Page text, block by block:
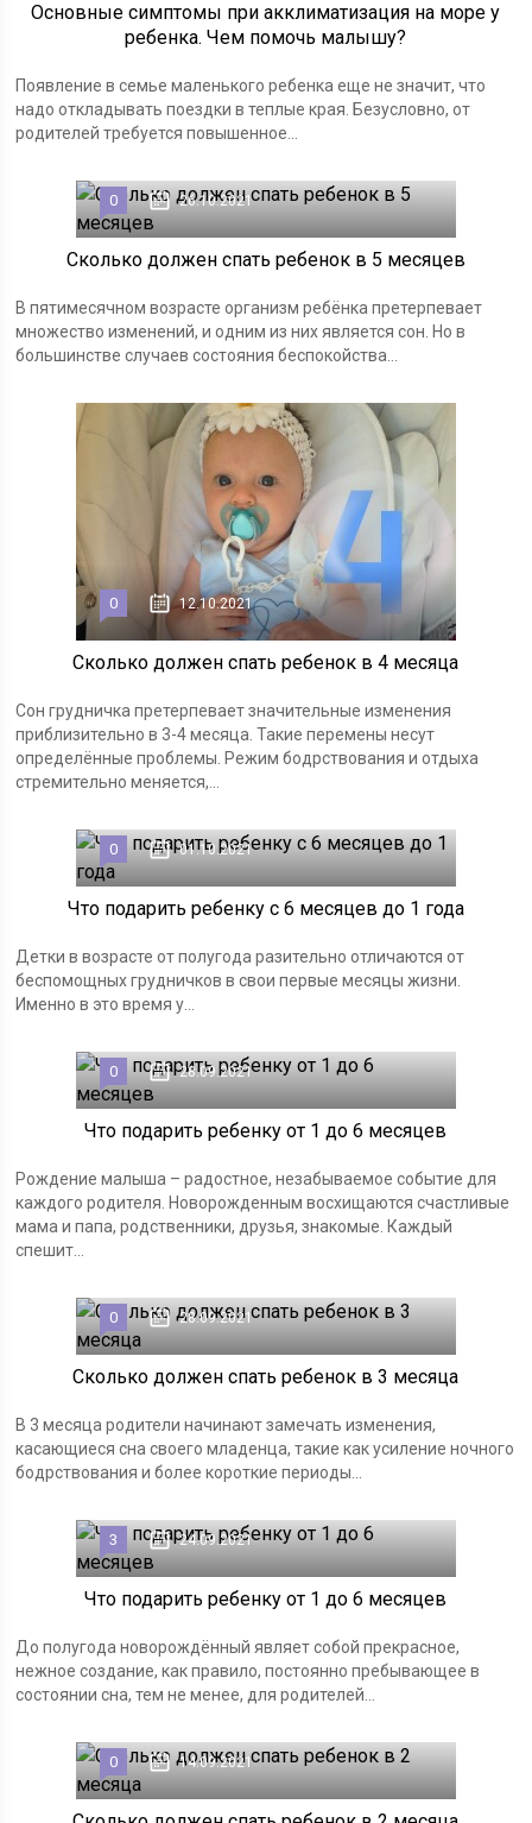
Основные симптомы при акклиматизация на море у
ребенка. Чем помочь малышу?
Появление в семье маленького ребенка еще не значит, что
надо откладывать поездки в теплые края. Безусловно, от
родителей требуется повышенное...
0 26.10.2021
Сколько должен спать ребенок в 5 месяцев
В пятимесячном возрасте организм ребёнка претерпевает
множество изменений, и одним из них является сон. Но в
большинстве случаев состояния беспокойства...
0 12.10.2021
Сколько должен спать ребенок в 4 месяца
Сон грудничка претерпевает значительные изменения
приблизительно в 3-4 месяца. Такие перемены несут
определённые проблемы. Режим бодрствования и отдыха
стремительно меняется,...
0 01.10.2021
Что подарить ребенку с 6 месяцев до 1 года
Детки в возрасте от полугода разительно отличаются от
беспомощных грудничков в свои первые месяцы жизни.
Именно в это время у...
0 28.09.2021
Что подарить ребенку от 1 до 6 месяцев
Рождение малыша – радостное, незабываемое событие для
каждого родителя. Новорожденным восхищаются счастливые
мама и папа, родственники, друзья, знакомые. Каждый
спешит...
0 28.09.2021
Сколько должен спать ребенок в 3 месяца
В 3 месяца родители начинают замечать изменения,
касающиеся сна своего младенца, такие как усиление ночного
бодрствования и более короткие периоды...
3 24.09.2021
Что подарить ребенку от 1 до 6 месяцев
До полугода новорождённый являет собой прекрасное,
нежное создание, как правило, постоянно пребывающее в
состоянии сна, тем не менее, для родителей...
0 14.09.2021